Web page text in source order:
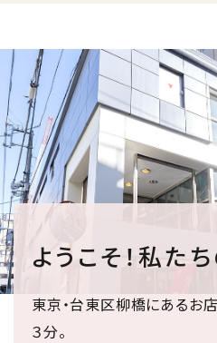
ようこそ！私た
東京・台東区柳橋にあるお
３分。